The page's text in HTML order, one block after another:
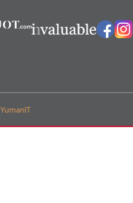
Vers le site Invaluable Vers notre groupe Facebook Vers notre page Instagram
YumanIT